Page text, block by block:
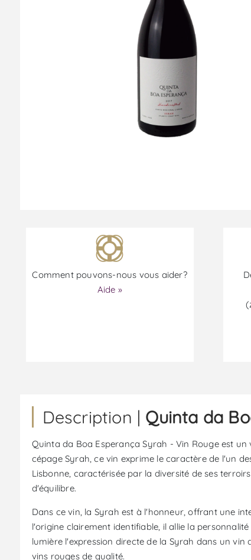
Comment pouvons-nous vous aider?
Aide »
Description | Quinta da
Quinta da Boa Esperança Syrah - Vin Rouge est
cépage Syrah, ce vin exprime le caractère de l'un
Lisbonne, caractérisée par la diversité de ses
d'équilibre.
Dans ce vin, la Syrah est à l'honneur, offrant une
l'origine clairement identifiable, il allie la
lumière l'expression directe de la Syrah dans un
vins rouges de qualité.